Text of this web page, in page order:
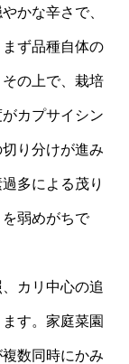
かな辛さで、
ず品種自体の
の上で、栽培
カプサイシン
り分けが進み
多による茂り
弱めがちで
カリ中心の追
す。家庭菜園
数同時にかみ